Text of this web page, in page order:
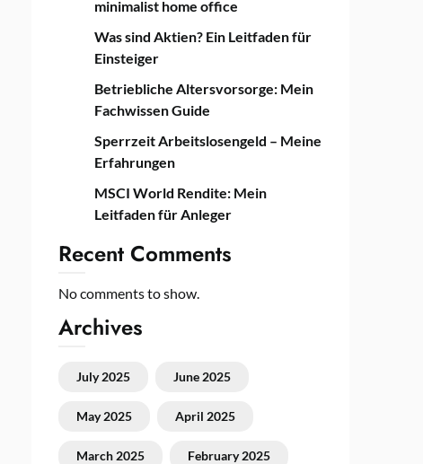
minimalist home office
Was sind Aktien? Ein Leitfaden für
Einsteiger
Betriebliche Altersvorsorge: Mein
Fachwissen Guide
Sperrzeit Arbeitslosengeld – Meine
Erfahrungen
MSCI World Rendite: Mein
Leitfaden für Anleger
Recent Comments
No comments to show.
Archives
July 2025 June 2025
May 2025 April 2025
March 2025 February 2025